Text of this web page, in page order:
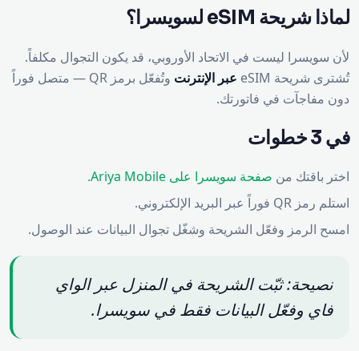
لماذا شريحة eSIM لسويسرا؟
لأن سويسرا ليست في الاتحاد الأوروبي، قد يكون التجوال مكلفاً.
تُشترى شريحة eSIM
عبر الإنترنت
وتُفعّل برمز QR — متصل فوراً
دون مفاجآت في فاتورتك.
في 3 خطوات
اختر باقتك من صفحة سويسرا على Ariya Mobile
.
استلم رمز QR فوراً عبر البريد الإلكتروني.
امسح الرمز وفعّل الشريحة وشغّل تجوال البيانات عند الوصول.
نصيحة: ثبّت الشريحة في المنزل عبر الواي
فاي وفعّل البيانات فقط في سويسرا.